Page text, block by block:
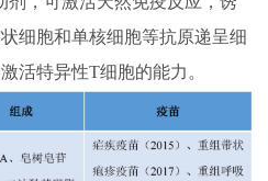
细胞和单核细胞等抗原递呈细
活特异性T细胞的能力。